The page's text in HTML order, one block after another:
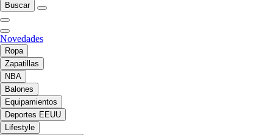
Buscar
Novedades
Ropa
Zapatillas
NBA
Balones
Equipamientos
Deportes EEUU
Lifestyle